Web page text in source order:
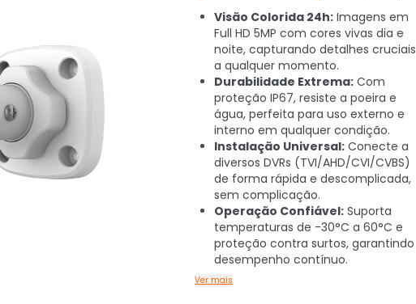
Visão Colorida 24h: Imagens em
Full HD 5MP com cores vivas dia e
noite, capturando detalhes cruciais
a qualquer momento.
Durabilidade Extrema: Com
proteção IP67, resiste a poeira e
água, perfeita para uso externo e
interno em qualquer condição.
Instalação Universal: Conecte a
diversos DVRs (TVI/AHD/CVI/CVBS)
de forma rápida e descomplicada,
sem complicação.
Operação Confiável: Suporta
temperaturas de -30°C a 60°C e
proteção contra surtos, garantindo
desempenho contínuo.
Ver mais